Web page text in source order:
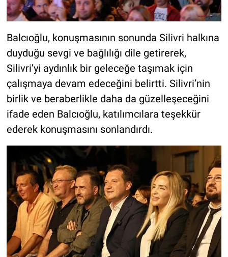
Balcıoğlu, konuşmasının sonunda Silivri halkına
duyduğu sevgi ve bağlılığı dile getirerek,
Silivri’yi aydınlık bir geleceğe taşımak için
çalışmaya devam edeceğini belirtti. Silivri’nin
birlik ve beraberlikle daha da güzelleşeceğini
ifade eden Balcıoğlu, katılımcılara teşekkür
ederek konuşmasını sonlandırdı.